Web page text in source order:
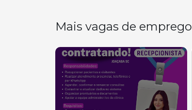
Mais vagas de emprego